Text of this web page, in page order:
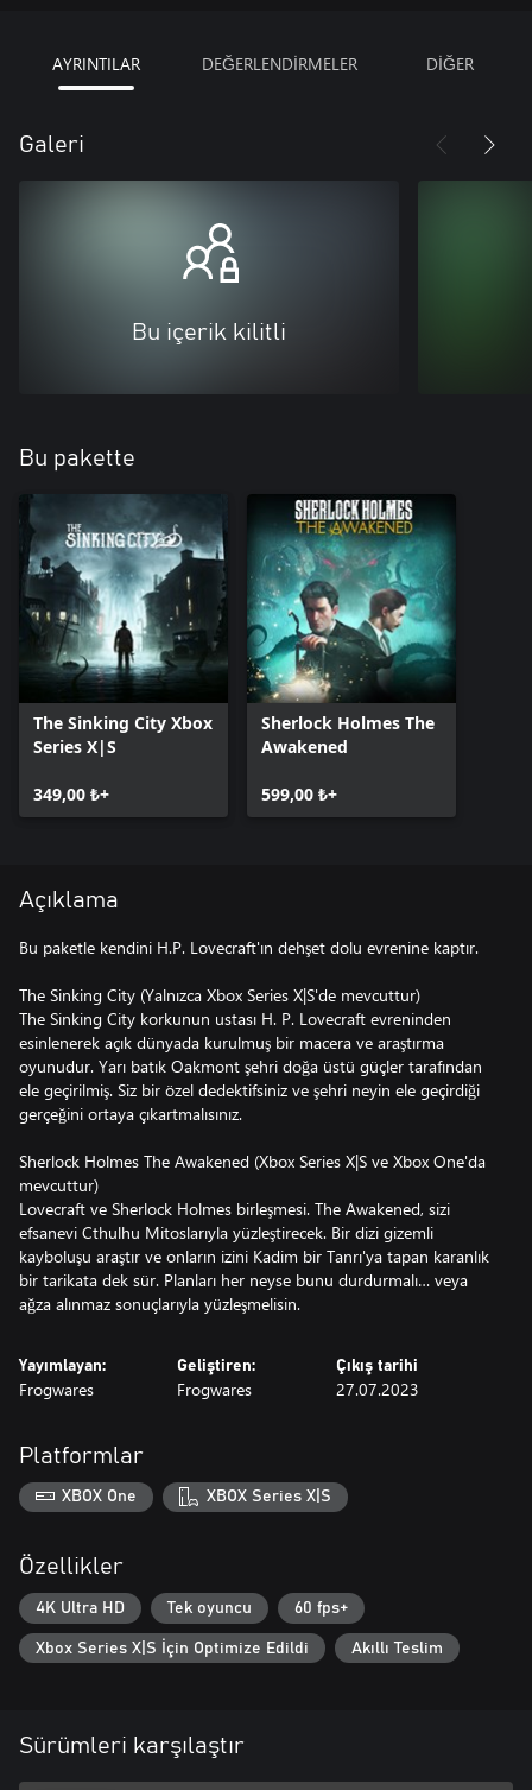
AYRINTILAR DEĞERLENDİRMELER DİĞER
Galeri
Bu içerik kilitli
Bu pakette
The Sinking City Xbox
Series X|S
349,00 ₺+
Sherlock Holmes The
Awakened
599,00 ₺+
Açıklama
Bu paketle kendini H.P. Lovecraft'ın dehşet dolu evrenine kaptır.
The Sinking City (Yalnızca Xbox Series X|S'de mevcuttur)
The Sinking City korkunun ustası H. P. Lovecraft evreninden
esinlenerek açık dünyada kurulmuş bir macera ve araştırma
oyunudur. Yarı batık Oakmont şehri doğa üstü güçler tarafından
ele geçirilmiş. Siz bir özel dedektifsiniz ve şehri neyin ele geçirdiği
gerçeğini ortaya çıkartmalısınız.
Sherlock Holmes The Awakened (Xbox Series X|S ve Xbox One'da
mevcuttur)
Lovecraft ve Sherlock Holmes birleşmesi. The Awakened, sizi
efsanevi Cthulhu Mitoslarıyla yüzleştirecek. Bir dizi gizemli
kayboluşu araştır ve onların izini Kadim bir Tanrı'ya tapan karanlık
bir tarikata dek sür. Planları her neyse bunu durdurmalı… veya
ağza alınmaz sonuçlarıyla yüzleşmelisin.
Yayımlayan:
Frogwares
Geliştiren:
Frogwares
Çıkış tarihi
27.07.2023
Platformlar
XBOX One XBOX Series X|S
Özellikler
4K Ultra HD Tek oyuncu 60 fps+
Xbox Series X|S İçin Optimize Edildi Akıllı Teslim
Sürümleri karşılaştır